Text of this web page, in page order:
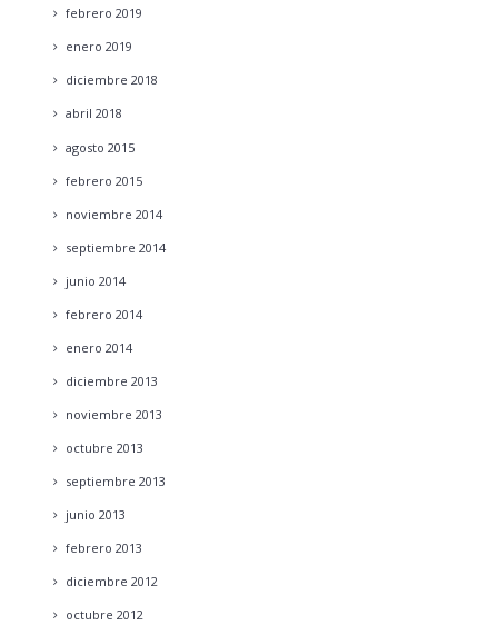
febrero 2019
enero 2019
diciembre 2018
abril 2018
agosto 2015
febrero 2015
noviembre 2014
septiembre 2014
junio 2014
febrero 2014
enero 2014
diciembre 2013
noviembre 2013
octubre 2013
septiembre 2013
junio 2013
febrero 2013
diciembre 2012
octubre 2012